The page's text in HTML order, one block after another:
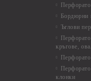
Бордюрни
Ъглови
кръгове,
клонки